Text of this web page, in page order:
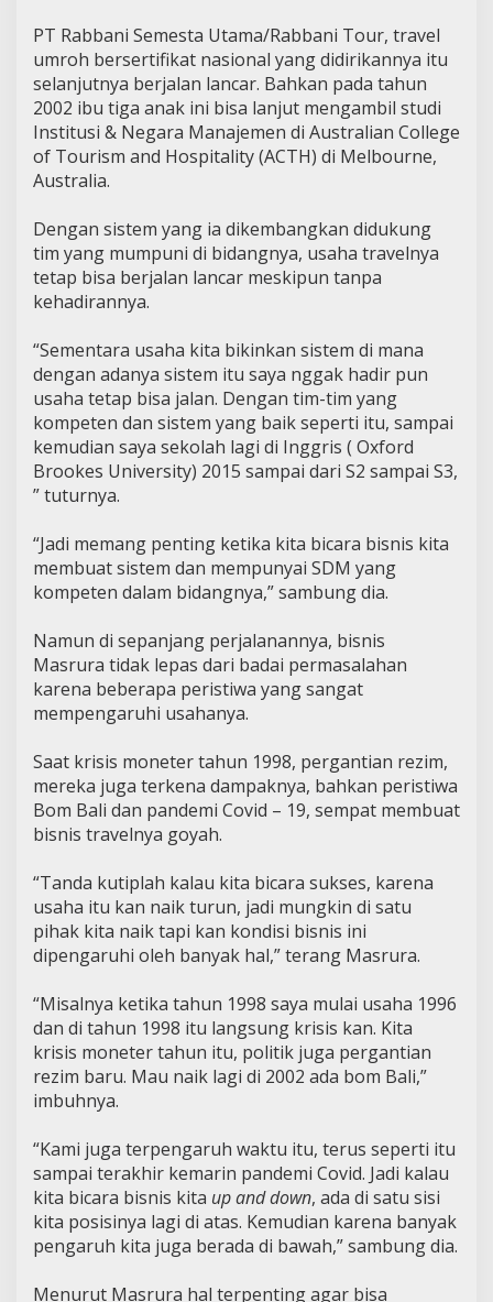
PT Rabbani Semesta Utama/Rabbani Tour, travel
umroh bersertifikat nasional yang didirikannya itu
selanjutnya berjalan lancar. Bahkan pada tahun
2002 ibu tiga anak ini bisa lanjut mengambil studi
Institusi & Negara Manajemen di Australian College
of Tourism and Hospitality (ACTH) di Melbourne,
Australia.
Dengan sistem yang ia dikembangkan didukung
tim yang mumpuni di bidangnya, usaha travelnya
tetap bisa berjalan lancar meskipun tanpa
kehadirannya.
“Sementara usaha kita bikinkan sistem di mana
dengan adanya sistem itu saya nggak hadir pun
usaha tetap bisa jalan. Dengan tim-tim yang
kompeten dan sistem yang baik seperti itu, sampai
kemudian saya sekolah lagi di Inggris ( Oxford
Brookes University) 2015 sampai dari S2 sampai S3,
” tuturnya.
“Jadi memang penting ketika kita bicara bisnis kita
membuat sistem dan mempunyai SDM yang
kompeten dalam bidangnya,” sambung dia.
Namun di sepanjang perjalanannya, bisnis
Masrura tidak lepas dari badai permasalahan
karena beberapa peristiwa yang sangat
mempengaruhi usahanya.
Saat krisis moneter tahun 1998, pergantian rezim,
mereka juga terkena dampaknya, bahkan peristiwa
Bom Bali dan pandemi Covid – 19, sempat membuat
bisnis travelnya goyah.
“Tanda kutiplah kalau kita bicara sukses, karena
usaha itu kan naik turun, jadi mungkin di satu
pihak kita naik tapi kan kondisi bisnis ini
dipengaruhi oleh banyak hal,” terang Masrura.
“Misalnya ketika tahun 1998 saya mulai usaha 1996
dan di tahun 1998 itu langsung krisis kan. Kita
krisis moneter tahun itu, politik juga pergantian
rezim baru. Mau naik lagi di 2002 ada bom Bali,”
imbuhnya.
“Kami juga terpengaruh waktu itu, terus seperti itu
sampai terakhir kemarin pandemi Covid. Jadi kalau
kita bicara bisnis kita up and down, ada di satu sisi
kita posisinya lagi di atas. Kemudian karena banyak
pengaruh kita juga berada di bawah,” sambung dia.
Menurut Masrura hal terpenting agar bisa